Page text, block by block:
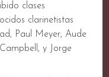
clases
clarinetistas
Paul Meyer, Aude
y Jorge